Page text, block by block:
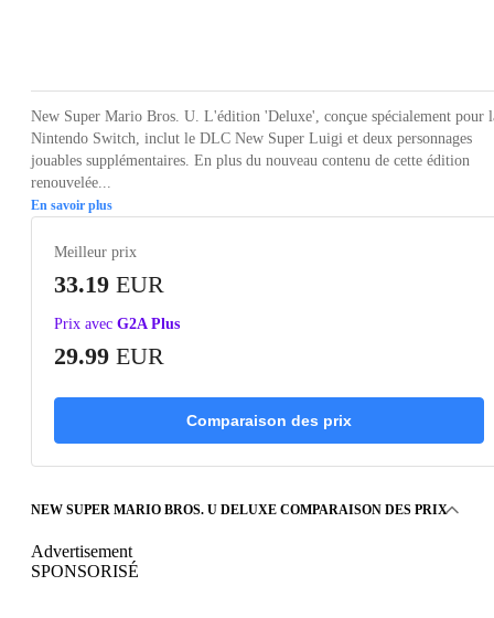
New Super Mario Bros. U. L'édition 'Deluxe', conçue spécialement pour
Nintendo Switch, inclut le DLC New Super Luigi et deux personnages
jouables supplémentaires. En plus du nouveau contenu de cette édition
renouvelée...
En savoir plus
Meilleur prix
33.19 EUR
Prix avec G2A Plus
29.99 EUR
Comparaison des prix
NEW SUPER MARIO BROS. U DELUXE COMPARAISON DES PRIX
Advertisement
SPONSORISÉ